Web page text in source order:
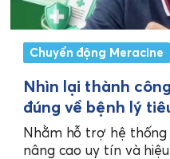
Chuyển động Meracine
Nhìn lại thành
đúng về bệnh lý
tục khẳng định sứ
Nhà thuốc Việt
Nhằm hỗ trợ hệ
nâng cao uy tín và